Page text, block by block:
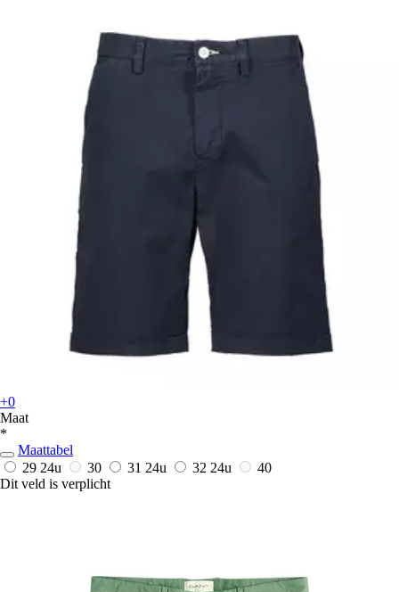
+0
Maat
*
Maattabel
29 24u 30 31 24u 32 24u
40
Dit veld is verplicht